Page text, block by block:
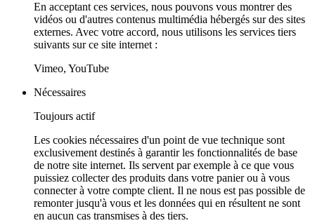
En acceptant ces services, nous pouvons vous montrer des
vidéos ou d'autres contenus multimédia hébergés sur des sites
externes. Avec votre accord, nous utilisons les services tiers
suivants sur ce site internet :
Vimeo, YouTube
Nécessaires
Toujours actif
Les cookies nécessaires d'un point de vue technique sont
exclusivement destinés à garantir les fonctionnalités de base
de notre site internet. Ils servent par exemple à ce que vous
puissiez collecter des produits dans votre panier ou à vous
connecter à votre compte client. Il ne nous est pas possible de
remonter jusqu'à vous et les données qui en résultent ne sont
en aucun cas transmises à des tiers.